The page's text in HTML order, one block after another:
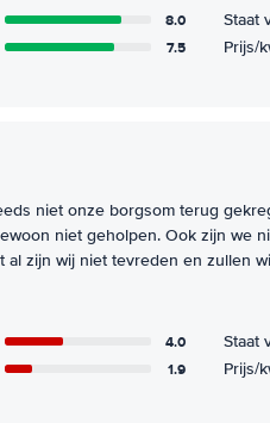
8.0 Staat
7.5 Prijs/
niet onze borgsom terug
niet geholpen. Ook zijn we
al zijn wij niet tevreden en zullen
4.0 Staat
1.9 Prijs/